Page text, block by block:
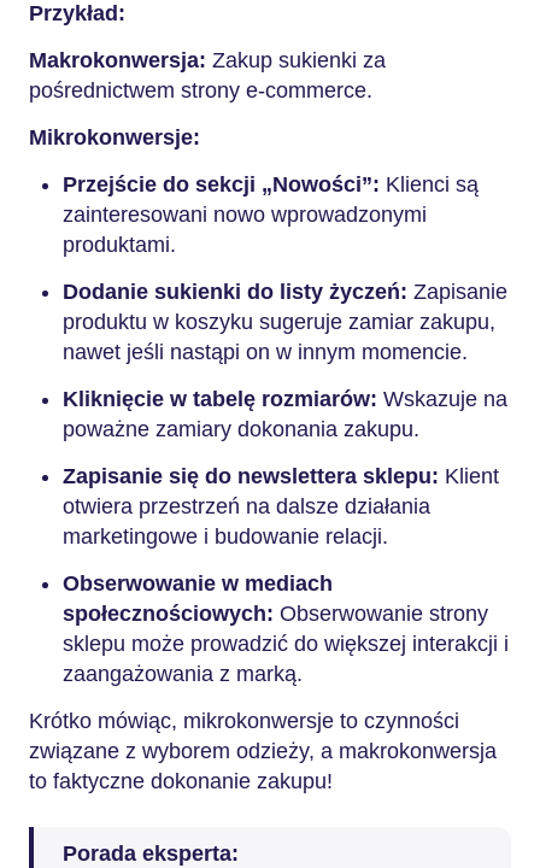
Przykład:
Makrokonwersja: Zakup sukienki za
pośrednictwem strony e-commerce.
Mikrokonwersje:
Przejście do sekcji „Nowości”: Klienci są
zainteresowani nowo wprowadzonymi
produktami.
Dodanie sukienki do listy życzeń: Zapisanie
produktu w koszyku sugeruje zamiar zakupu,
nawet jeśli nastąpi on w innym momencie.
Kliknięcie w tabelę rozmiarów: Wskazuje na
poważne zamiary dokonania zakupu.
Zapisanie się do newslettera sklepu: Klient
otwiera przestrzeń na dalsze działania
marketingowe i budowanie relacji.
Obserwowanie w mediach
społecznościowych: Obserwowanie strony
sklepu może prowadzić do większej interakcji i
zaangażowania z marką.
Krótko mówiąc, mikrokonwersje to czynności
związane z wyborem odzieży, a makrokonwersja
to faktyczne dokonanie zakupu!
Porada eksperta: